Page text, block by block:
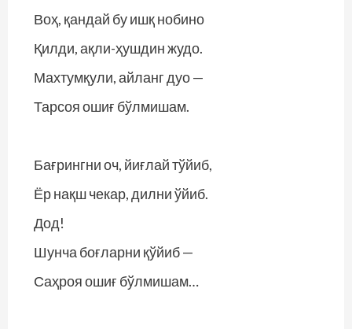
Воҳ, қандай бу ишқ нобино
Қилди, ақли-ҳушдин жудо.
Махтумқули, айланг дуо —
Тарсоя ошиғ бўлмишам.
Бағрингни оч, йиғлай тўйиб,
Ёр нақш чекар, дилни ўйиб.
Дод!
Шунча боғларни қўйиб —
Саҳроя ошиғ бўлмишам…